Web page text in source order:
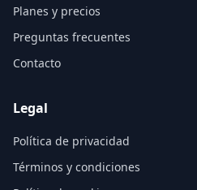
Planes y precios
Preguntas frecuentes
Contacto
Legal
Política de privacidad
Términos y condiciones